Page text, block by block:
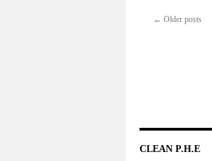
← Older posts
CLEAN P.H.E